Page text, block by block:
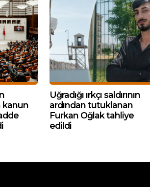
kanun
Uğradığı ırkçı saldırının
ardından tutuklanan
Furkan Oğlak tahliye
edildi